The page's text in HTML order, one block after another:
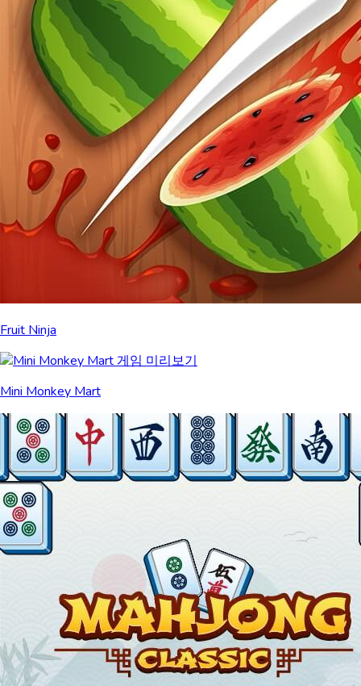
Fruit Ninja
Mini Monkey Mart